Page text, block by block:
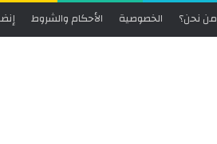
من نحن؟ الخصوصية الأحكام والشروط